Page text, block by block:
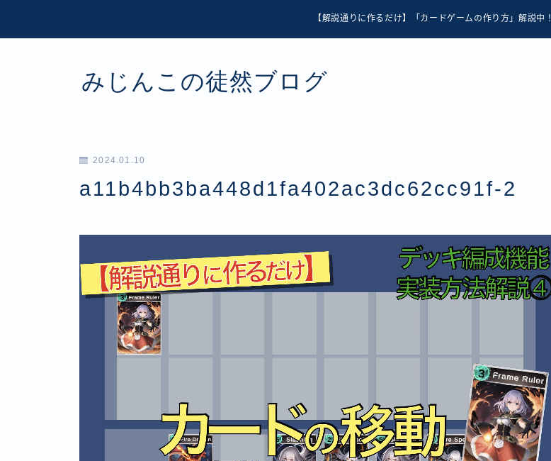
【解説通りに作るだけ】「カードゲームの作り方」解説中！
みじんこの徒然ブログ
2024.01.10
a11b4bb3ba448d1fa402ac3dc62cc91f-2